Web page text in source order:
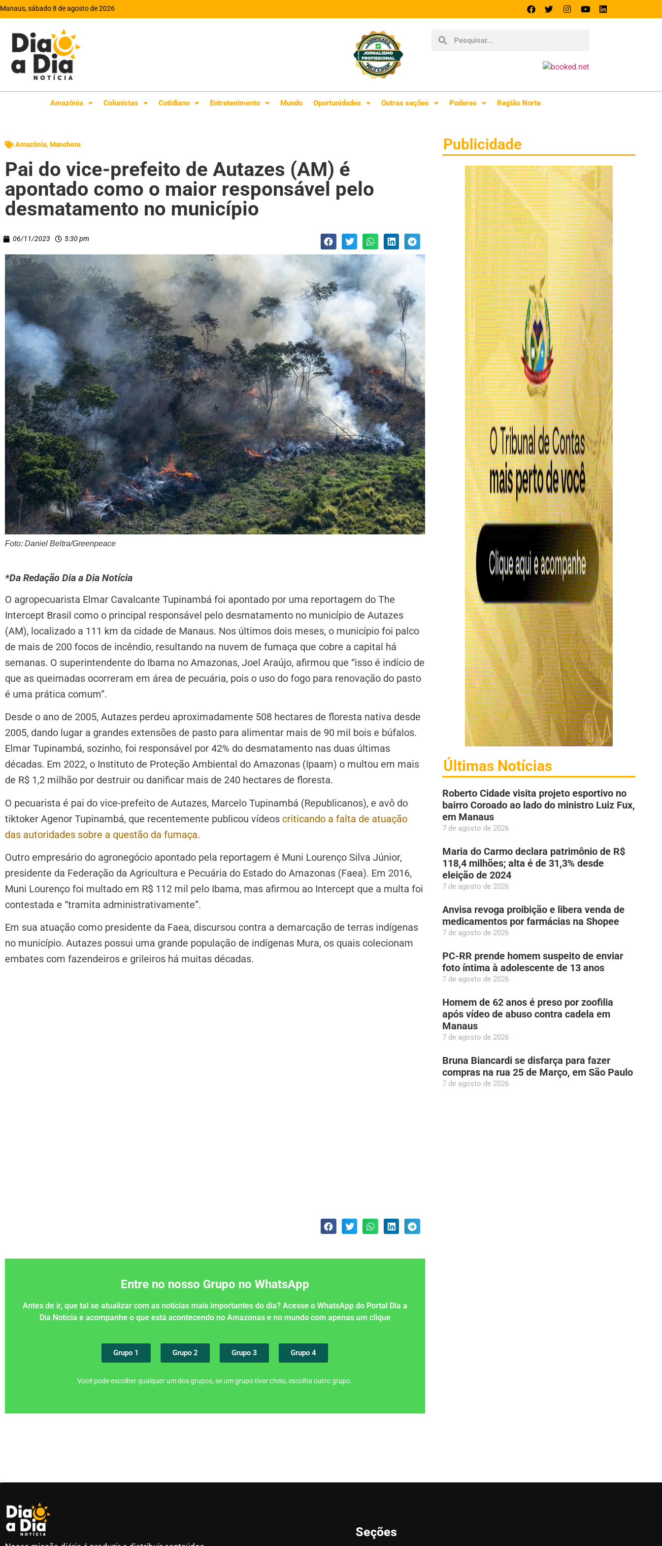
Manaus, sábado 8 de agosto de 2026
Amazônia Colunistas Cotidiano Entretenimento Mundo Oportunidades Outras seções Poderes Região Norte
Amazônia, Manchete
Pai do vice-prefeito de Autazes (AM) é
apontado como o maior responsável pelo
desmatamento no município
06/11/2023 5:30 pm
Foto: Daniel Beltra/Greenpeace
*Da Redação Dia a Dia Notícia
O agropecuarista Elmar Cavalcante Tupinambá foi apontado por uma reportagem do The
Intercept Brasil como o principal responsável pelo desmatamento no município de Autazes
(AM), localizado a 111 km da cidade de Manaus. Nos últimos dois meses, o município foi palco
de mais de 200 focos de incêndio, resultando na nuvem de fumaça que cobre a capital há
semanas. O superintendente do Ibama no Amazonas, Joel Araújo, afirmou que “isso é indício de
que as queimadas ocorreram em área de pecuária, pois o uso do fogo para renovação do pasto
é uma prática comum”.
Desde o ano de 2005, Autazes perdeu aproximadamente 508 hectares de floresta nativa desde
2005, dando lugar a grandes extensões de pasto para alimentar mais de 90 mil bois e búfalos.
Elmar Tupinambá, sozinho, foi responsável por 42% do desmatamento nas duas últimas
décadas. Em 2022, o Instituto de Proteção Ambiental do Amazonas (Ipaam) o multou em mais
de R$ 1,2 milhão por destruir ou danificar mais de 240 hectares de floresta.
O pecuarista é pai do vice-prefeito de Autazes, Marcelo Tupinambá (Republicanos), e avô do
tiktoker Agenor Tupinambá, que recentemente publicou vídeos criticando a falta de atuação
das autoridades sobre a questão da fumaça.
Outro empresário do agronegócio apontado pela reportagem é Muni Lourenço Silva Júnior,
presidente da Federação da Agricultura e Pecuária do Estado do Amazonas (Faea). Em 2016,
Muni Lourenço foi multado em R$ 112 mil pelo Ibama, mas afirmou ao Intercept que a multa foi
contestada e “tramita administrativamente”.
Em sua atuação como presidente da Faea, discursou contra a demarcação de terras indígenas
no município. Autazes possui uma grande população de indígenas Mura, os quais colecionam
embates com fazendeiros e grileiros há muitas décadas.
Entre no nosso Grupo no WhatsApp
Antes de ir, que tal se atualizar com as notícias mais importantes do dia? Acesse o WhatsApp do Portal Dia a
Dia Notícia e acompanhe o que está acontecendo no Amazonas e no mundo com apenas um clique
Grupo 1 Grupo 2 Grupo 3 Grupo 4
Você pode escolher qualquer um dos grupos, se um grupo tiver cheio, escolha outro grupo.
Publicidade
Últimas Notícias
Roberto Cidade visita projeto esportivo no
bairro Coroado ao lado do ministro Luiz Fux,
em Manaus
7 de agosto de 2026
Maria do Carmo declara patrimônio de R$
118,4 milhões; alta é de 31,3% desde
eleição de 2024
7 de agosto de 2026
Anvisa revoga proibição e libera venda de
medicamentos por farmácias na Shopee
7 de agosto de 2026
PC-RR prende homem suspeito de enviar
foto íntima à adolescente de 13 anos
7 de agosto de 2026
Homem de 62 anos é preso por zoofilia
após vídeo de abuso contra cadela em
Manaus
7 de agosto de 2026
Bruna Biancardi se disfarça para fazer
compras na rua 25 de Março, em São Paulo
7 de agosto de 2026
Seções